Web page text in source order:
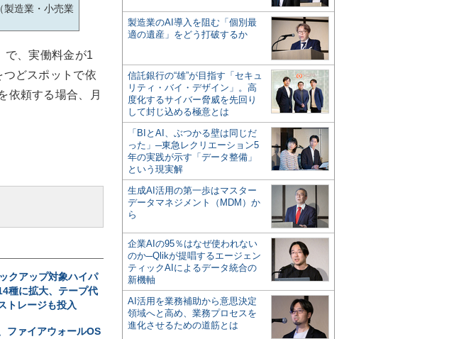
製造業・小売業
、実働料金が1
どスポットで依
依頼する場合、月
クアップ対象ハイパ
種に拡大、テープ代
トレージも投入
ファイアウォールOS
製造業のAI導入を阻む「個別最
適の遺産」をどう打破するか
信託銀行の“雄”が目指す「セキュ
リティ・バイ・デザイン」。高
度化するサイバー脅威を先回り
して封じ込める極意とは
「BIとAI、ぶつかる壁は同じだ
った」─東急レクリエーション5
年の実践が示す「データ整備」
という現実解
生成AI活用の第一歩はマスター
データマネジメント（MDM）か
ら
企業AIの95％はなぜ使われない
のか─Qlikが提唱するエージェン
ティックAIによるデータ統合の
新機軸
AI活用を業務補助から意思決定
領域へと高め、業務プロセスを
進化させるための道筋とは